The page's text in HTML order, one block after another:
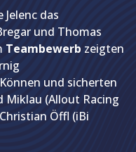
das
und Thomas
Teambewerb zeigten
und sicherten
Miklau (Allout Racing
Öffl (iBi